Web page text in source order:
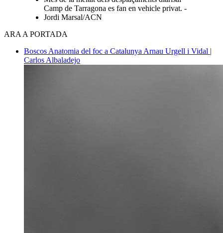
Camp de Tarragona es fan en vehicle privat. -
Jordi Marsal/ACN
ARA A PORTADA
Boscos Anatomia del foc a Catalunya Arnau Urgell i Vidal |
Carlos Albaladejo